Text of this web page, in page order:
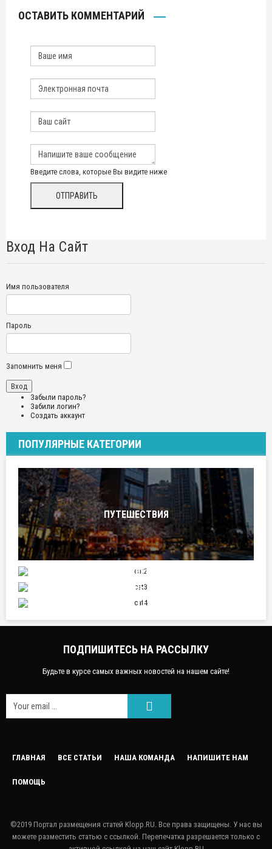
ОСТАВИТЬ КОММЕНТАРИЙ
Введите слова, которые Вы видите ниже
Вход На Сайт
Имя пользователя
Пароль
Запомнить меня
Забыли пароль?
Забили логин?
Создать аккаунт
ПОПУЛЯРНЫЕ КАТЕГОРИИ
ПУТЕШЕСТВИЯ
ОТНОШЕНИЯ
СПОРТ
НАУКА И ТЕХНИКА
ПОДПИШИТЕСЬ НА РАССЫЛКУ
Будьте в курсе самых важных новостей на нашем сайте!
ГЛАВНАЯ ВСЕ СТАТЬИ НАША КОМАНДА НАПИШИТЕ НАМ
ПОМОЩЬ
©2019 Портал размещения статей Klopp.RU. Все права защищены. У нас вы
можете разместить статью с ссылкой. Перепечатка разрешается только с
LINKEDIN